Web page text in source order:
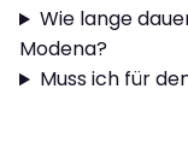
Wie lange
Modena?
Muss ich für